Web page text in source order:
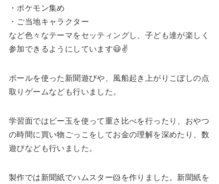
・ポケモン集め
・ご当地キャラクター
など色々なテーマをセッティングし、子ども達が楽しく
参加できるようにしています😃✌
ボールを使った新聞遊びや、風船起き上がりこぼしの点
取りゲームなども行いました。
学習面ではビー玉を使って重さ比べを行ったり、おやつ
の時間に買い物ごっこをしてお金の理解を深めたり、数
遊びなども行いました。
製作では新聞紙でハムスター🐹を作りました。新聞紙を